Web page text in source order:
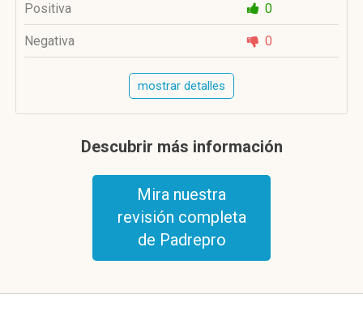
Positiva 0
Negativa 0
mostrar detalles
Descubrir más información
Mira nuestra
revisión completa
de Padrepro